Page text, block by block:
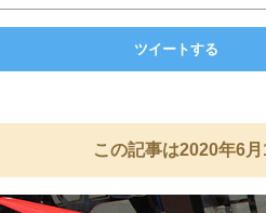
ツイートする
この記事は2020年6